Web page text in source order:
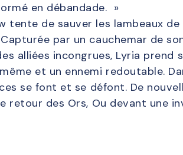
en débandade. »
tente de sauver les lambeaux
par un cauchemar de
alliées incongrues, Lyria prend
et un ennemi redoutable.
se font et se défont. De
retour des Ors, Ou devant une